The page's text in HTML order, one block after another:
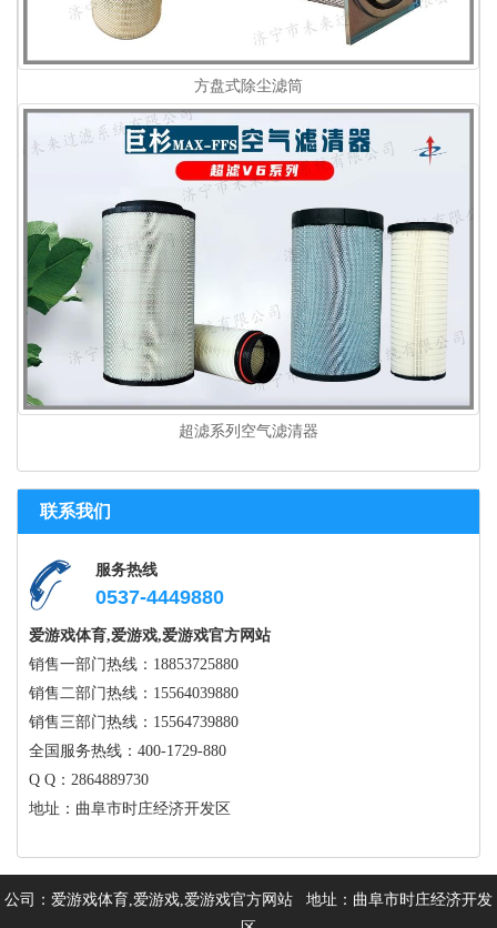
方盘式除尘滤筒
超滤系列空气滤清器
联系我们
服务热线
0537-4449880
爱游戏体育,爱游戏,爱游戏官方网站
销售一部门热线：18853725880
销售二部门热线：15564039880
销售三部门热线：15564739880
全国服务热线：400-1729-880
Q Q：2864889730
地址：曲阜市时庄经济开发区
公司：爱游戏体育,爱游戏,爱游戏官方网站 地址：曲阜市时庄经济开发